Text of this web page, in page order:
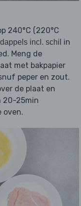
240°C (220°C
incl. schil in
Meng de
met bakpapier
peper en zout.
de plaat en
20-25min
oven.